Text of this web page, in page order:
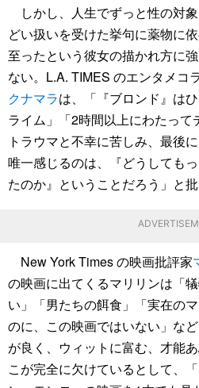
しかし、人生でずっと性の対
どい扱いを受けた挙句に薬物に
至ったという彼女の描かれ方に
ない。L.A. TIMES のエンタメコ
クナマラは、「『ブロンド』は
ライム」「2時間以上にわたっ
トラウマと不幸に苦しみ、最後
唯一感じるのは、『どうしても
たのか』ということだろう」と批
New York Times の映画批評家
の映画に出てくるマリリンは「
い」「男たちの餌食」「実在の
のに、この映画ではいない」な
が良く、ウィットに富む、才能
こが完全に欠けているとして、